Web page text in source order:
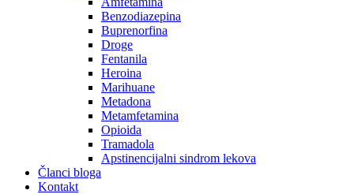
Benzodiazepina
Buprenorfina
Droge
Fentanila
Heroina
Marihuane
Metadona
Metamfetamina
Opioida
Tramadola
Apstinencijalni sindrom lekova
Članci bloga
Kontakt